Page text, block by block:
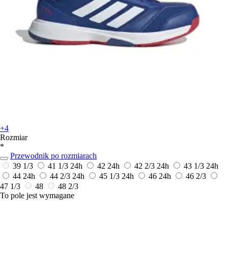
+4
Rozmiar
*
Przewodnik po rozmiarach
39 1/3
41 1/3 24h 42 24h 42 2/3 24h 43 1/3 24h
44 24h 44 2/3 24h 45 1/3 24h 46 24h
46 2/3
47 1/3
48
48 2/3
To pole jest wymagane